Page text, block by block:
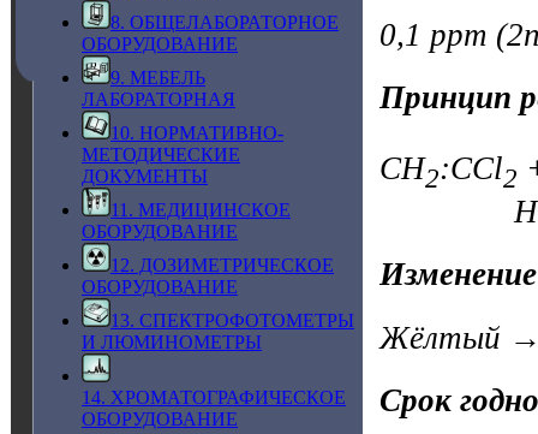
8. ОБЩЕЛАБОРАТОРНОЕ
ОБОРУДОВАНИЕ
9. МЕБЕЛЬ
ЛАБОРАТОРНАЯ
10. НОРМАТИВНО-
МЕТОДИЧЕСКИЕ
ДОКУМЕНТЫ
11. МЕДИЦИНСКОЕ
ОБОРУДОВАНИЕ
12. ДОЗИМЕТРИЧЕСКОЕ
ОБОРУДОВАНИЕ
13. СПЕКТРОФОТОМЕТРЫ
И ЛЮМИНОМЕТРЫ
14. ХРОМАТОГРАФИЧЕСКОЕ
ОБОРУДОВАНИЕ
0,1 ppm
Принцип
CH2:CCl2
HCl +
Жёлтый →
Срок